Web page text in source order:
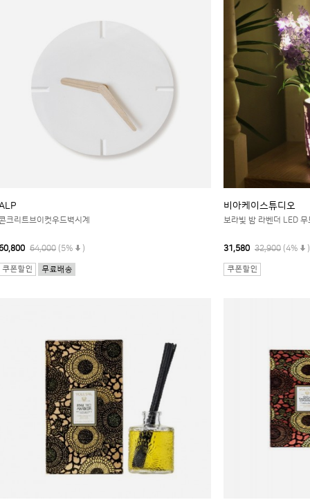
크리트브이컷우드벽시계
64,000 (5% )
비아케이스튜디오
보라빛 밤 라벤더 LED
31,580 32,900 (4% )